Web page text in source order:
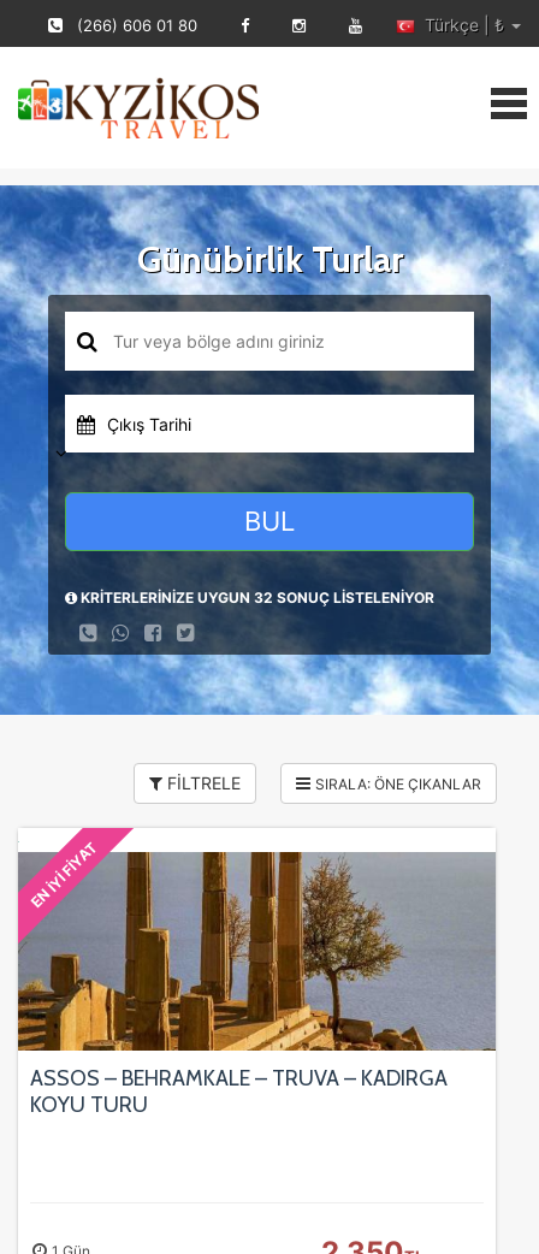
(266) 606 01 80 Türkçe | ₺
Günübirlik Turlar
Çıkış Tarihi
BUL
KRİTERLERİNİZE UYGUN 32 SONUÇ LİSTELENİYOR
FİLTRELE
EN İYİ FİYAT
ASSOS – BEHRAMKALE – TRUVA – KADIRGA
KOYU TURU